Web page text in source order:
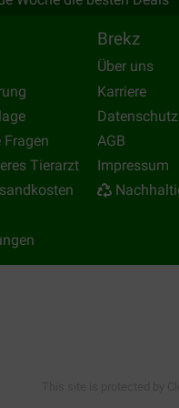
Tierarzt
Brekz
Über uns
Karriere
Datenschutz
AGB
Impressum